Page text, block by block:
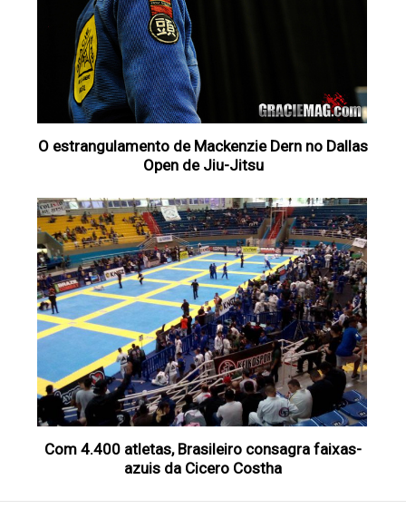
O estrangulamento de Mackenzie Dern no Dallas
Open de Jiu-Jitsu
Com 4.400 atletas, Brasileiro consagra faixas-
azuis da Cicero Costha